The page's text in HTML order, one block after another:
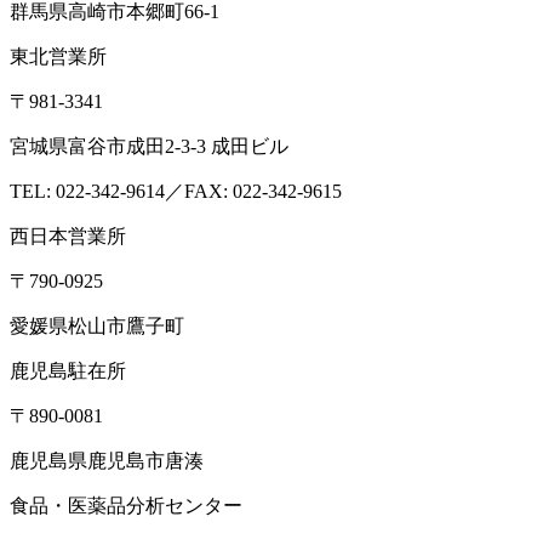
群馬県高崎市本郷町66-1
東北営業所
〒981-3341
宮城県富谷市成田2-3-3 成田ビル
TEL: 022-342-9614／FAX: 022-342-9615
西日本営業所
〒790-0925
愛媛県松山市鷹子町
鹿児島駐在所
〒890-0081
鹿児島県鹿児島市唐湊
食品・医薬品分析センター